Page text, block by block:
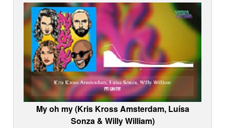
My oh my (Kris Kross Amsterdam, Luísa
Sonza & Willy William)